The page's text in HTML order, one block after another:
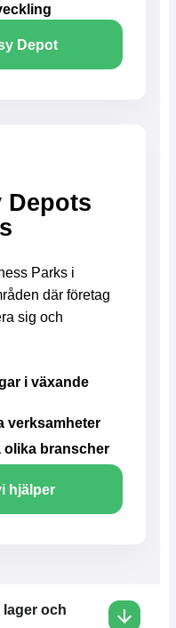
Depot
Depots
Parks i
där företag
sig och
i växande
verksamheter
olika branscher
hjälper
lager och